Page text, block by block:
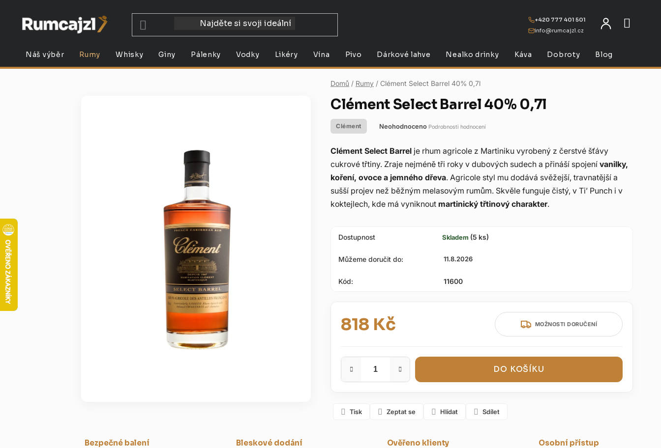
+420 777 401 501
info@rumcajzl.cz
Náš výběr Rumy Whisky Giny Pálenky Vodky Likéry Vína Pivo Dárkové lahve Nealko drinky Káva Dobroty Blog
Domů / Rumy / Clément Select Barrel 40% 0,7l
Clément Select Barrel 40% 0,7l
Clément
Průměrné
hodnocení
produktu
Neohodnoceno Podrobnosti hodnocení
Clément Select Barrel je rhum agricole z Martiniku vyrobený z čerstvé šťávy
cukrové třtiny. Zraje nejméně tři roky v dubových sudech a přináší spojení vanilky,
koření, ovoce a jemného dřeva. Agricole styl mu dodává svěžejší, travnatější a
sušší projev než běžným melasovým rumům. Skvěle funguje čistý, v Ti’ Punch i v
koktejlech, kde má vyniknout martinický třtinový charakter.
Dostupnost Skladem (5 ks)
Můžeme doručit do: 11.8.2026
Kód: 11600
818 Kč
Měrná cena:
MOŽNOSTI DORUČENÍ
DO KOŠÍKU
Tisk Zeptat se Hlídat Sdílet
Bezpečné balení Bleskové dodání Ověřeno klienty Osobní přístup